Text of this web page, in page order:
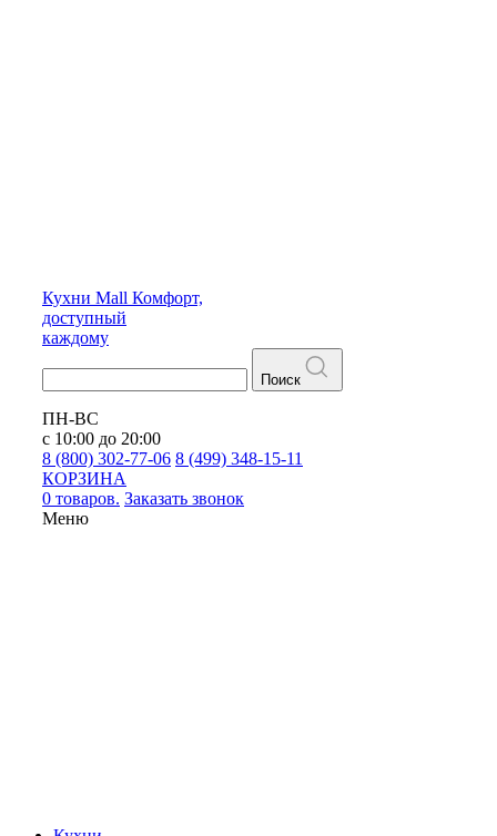
Кухни Mall Комфорт,
доступный
каждому
Поиск
ПН-ВС
с 10:00 до 20:00
8 (800) 302-77-06 8 (499) 348-15-11
КОРЗИНА
0 товаров. Заказать звонок
Меню